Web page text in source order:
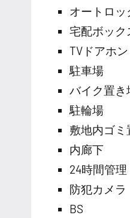
オートロッ
宅配ボック
TVドアホン
駐車場
バイク置き
駐輪場
敷地内ゴミ
内廊下
24時間管理
防犯カメラ
BS